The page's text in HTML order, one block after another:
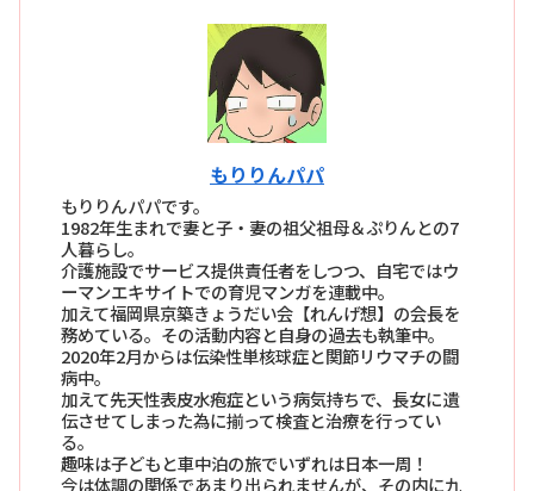
もりりんパパ
もりりんパパです。
1982年生まれで妻と子・妻の祖父祖母＆ぷりんとの7
人暮らし。
介護施設でサービス提供責任者をしつつ、自宅ではウ
ーマンエキサイトでの育児マンガを連載中。
加えて福岡県京築きょうだい会【れんげ想】の会長を
務めている。その活動内容と自身の過去も執筆中。
2020年2月からは伝染性単核球症と関節リウマチの闘
病中。
加えて先天性表皮水疱症という病気持ちで、長女に遺
伝させてしまった為に揃って検査と治療を行ってい
る。
趣味は子どもと車中泊の旅でいずれは日本一周！
今は体調の関係であまり出られませんが、その内に九